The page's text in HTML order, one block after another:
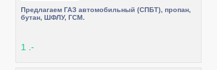
Предлагаем ГАЗ автомобильный (СПБТ), пропан,
бутан, ШФЛУ, ГСМ.
1 .-